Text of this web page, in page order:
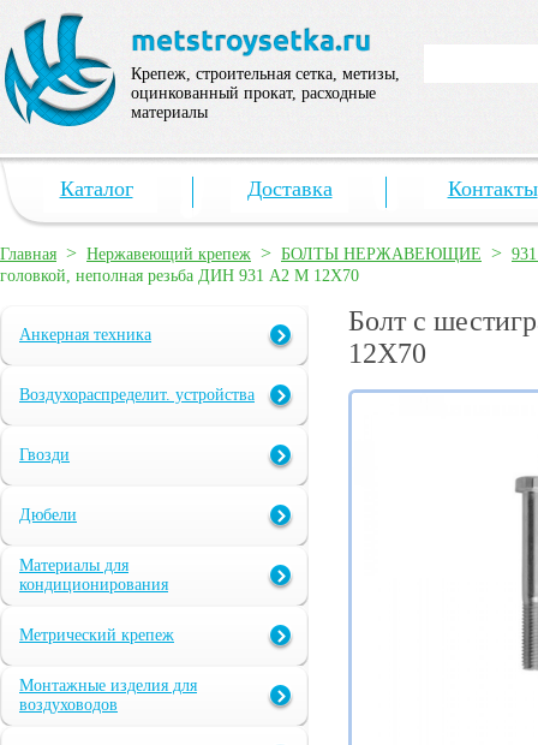
Крепеж, строительная сетка, метизы,
оцинкованный прокат, расходные
материалы
Каталог Доставка Контакты
Главная > Нержавеющий крепеж > БОЛТЫ НЕРЖАВЕЮЩИЕ >
головкой, неполная резьба ДИН 931 А2 M 12X70
Анкерная техника
Воздухораспределит. устройства
Гвозди
Дюбели
Материалы для
кондиционирования
Метрический крепеж
Монтажные изделия для
воздуховодов
Болт с
12X70